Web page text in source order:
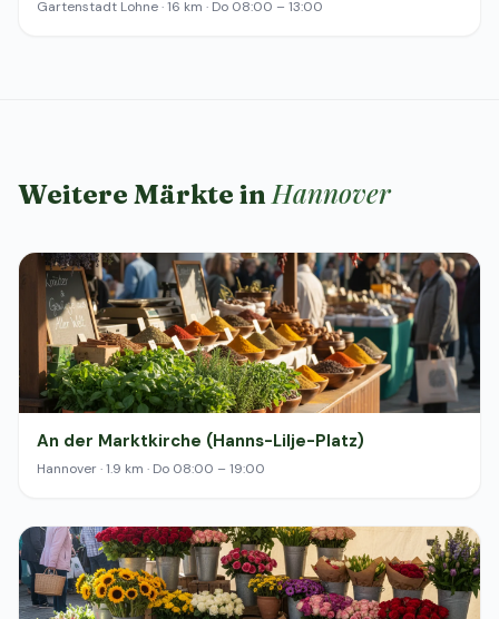
Gartenstadt Lohne · 16 km · Do 08:00 – 13:00
Weitere Märkte inHannover
An der Marktkirche (Hanns-Lilje-Platz)
Hannover · 1.9 km · Do 08:00 – 19:00